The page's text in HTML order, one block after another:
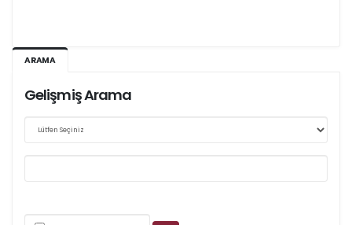
Web sitemizde yapılan güncellemeler nedeniyle
makale takip sistemimiz ağırlıklı olarak dergi-
ARAMA
Gelişmiş Arama